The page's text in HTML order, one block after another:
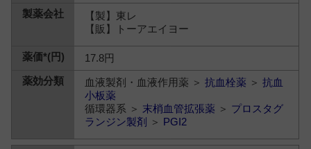
【製】東レ
【販】トーアエイヨー
17.8円
血液製剤・血液作用薬 ＞抗血栓薬 ＞抗血
小板薬
循環器系 ＞ 末梢血管拡張薬 ＞ プロスタグ
ランジン製剤
＞ PGI2